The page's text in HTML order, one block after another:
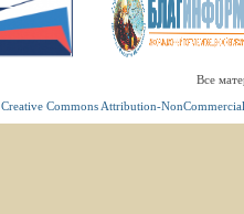
Все
Creative Commons Attribution-